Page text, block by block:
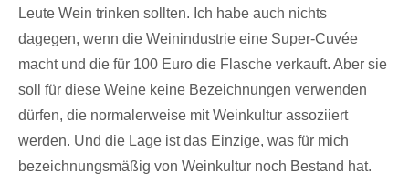
Leute Wein trinken sollten. Ich habe auch nichts
dagegen, wenn die Weinindustrie eine Super-Cuvée
macht und die für 100 Euro die Flasche verkauft. Aber sie
soll für diese Weine keine Bezeichnungen verwenden
dürfen, die normalerweise mit Weinkultur assoziiert
werden. Und die Lage ist das Einzige, was für mich
bezeichnungsmäßig von Weinkultur noch Bestand hat.